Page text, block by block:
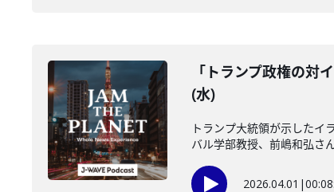
「トランプ政権の対
(水)
トランプ大統領が示したイ
バル学部教授、前嶋和弘さ
2026.04.01 |